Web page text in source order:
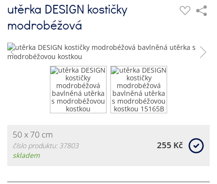
utěrka DESIGN kostičky
modrobéžová
50 x 70 cm
číslo produktu: 37803
skladem
255 Kč